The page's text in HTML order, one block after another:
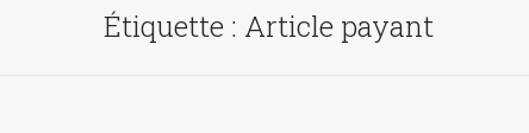
Étiquette : Article payant